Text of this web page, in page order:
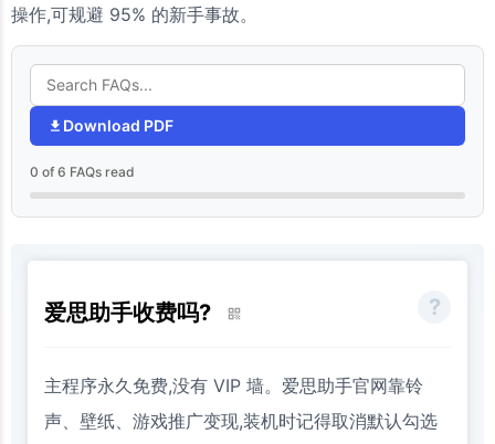
操作,可规避 95% 的新手事故。
Download PDF
0 of 6 FAQs read
爱思助手收费吗?
主程序永久免费,没有 VIP 墙。爱思助手官网靠铃
声、壁纸、游戏推广变现,装机时记得取消默认勾选